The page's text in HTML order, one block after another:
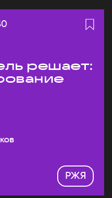
решает:
РЖЯ